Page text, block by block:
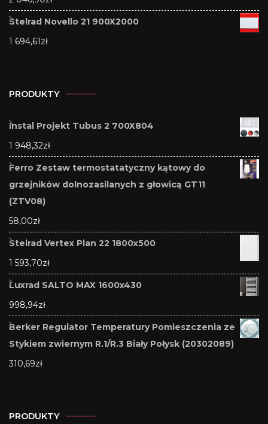
Stelrad Novello 21 900X2000
1 694,61zł
PRODUKTY
Instal Projekt Tubus 2 700X804
1 948,32zł
Ferro Zestaw termostatatyczny kątowy do
grzejników dolnozasilanych z głowicą GT11
(ZTV08)
58,00zł
Stelrad Vertex Plan 22 1800x500
1 593,70zł
Luxrad SALTO MAX 1600x430
998,94zł
Berker Regulator Temperatury Pomieszczenia ze
Stykiem zwiernym R.1/R.3 Biały Połysk (20302089)
310,69zł
PRODUKTY